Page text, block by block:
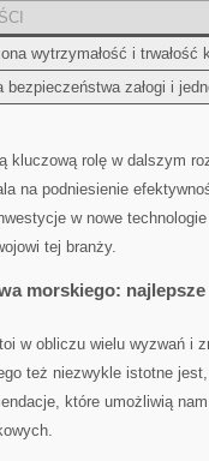
wytrzymałość i‌ trwałość
bezpieczeństwa załogi i
kluczową rolę w dalszym
na podniesienie
w⁣ nowe
tej branży.
⁣morskiego:
w obliczu wielu wyzwań i
też niezwykle istotne
które umożliwią